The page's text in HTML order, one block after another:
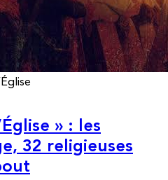
» : les
32 religieuses